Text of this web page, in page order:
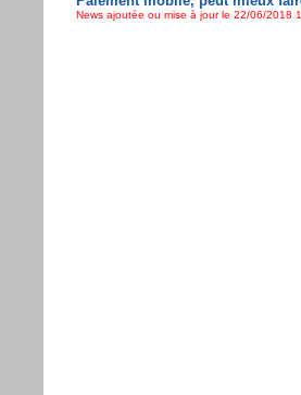
News ajoutée ou mise à jour le 22/06/2018